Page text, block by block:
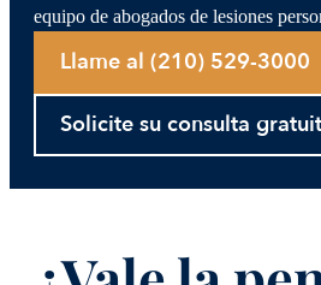
equipo de abogados de lesiones
Llame al (210) 529-3000
Solicite su consulta